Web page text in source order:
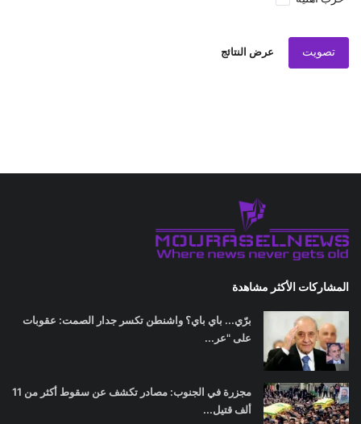
تصويت عرض النتائج
المشاركات الأكثر مشاهدة
برّي... باي باي؟ واشنطن تكسر جدار الصمت: عقوبات
على "عر...
مجزرة في الجنوب: مصادر تكشف عن سقوط أكثر من 11
ألف قتيل...